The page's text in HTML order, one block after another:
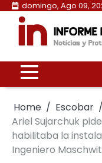
Skip
content
domingo, Ago 09,
Home
Escobar
Ariel Sujarchuk
habilitaba la
Ingeniero